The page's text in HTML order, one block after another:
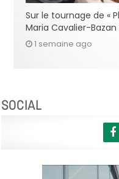
Sur le tournage de «
Maria Cavalier-
1 semaine ago
SOCIAL